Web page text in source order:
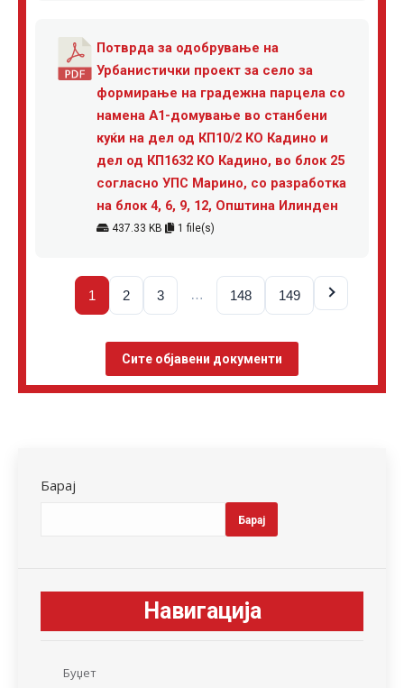
Потврда за одобрување на
Урбанистички проект за село за
формирање на градежна парцела со
намена А1-домување во станбени
куќи на дел од КП10/2 КО Кадино и
дел од КП1632 КО Кадино, во блок 25
согласно УПС Марино, со разработка
на блок 4, 6, 9, 12, Општина Илинден
437.33 KB 1 file(s)
1 2 3 … 148 149
Сите објавени документи
Барај
Барај
Навигација
Буџет